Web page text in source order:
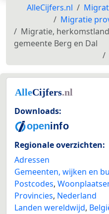
AlleCijfers.nl
Migratie
Migratie,
gemeente Berg en Dal
Downloads:
Regionale overzichten:
Adressen
Gemeenten, wijken en
Postcodes,
Provincies, Nederland
Landen wereldwijd,